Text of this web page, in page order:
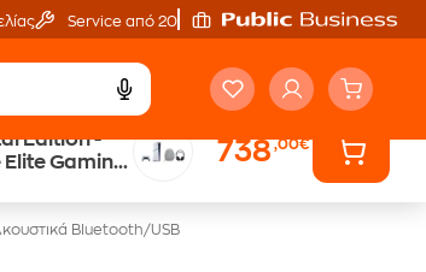
Service από 20'
Edition -
Elite Gaming
738,00€
Άτοκες Δόσεις
Bluetooth/USB